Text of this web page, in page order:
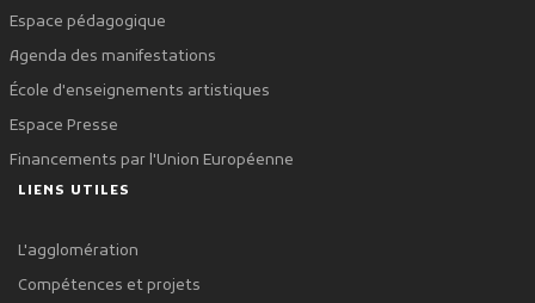
Espace pédagogique
Agenda des manifestations
École d'enseignements artistiques
Espace Presse
Financements par l'Union Européenne
LIENS UTILES
L'agglomération
Compétences et projets